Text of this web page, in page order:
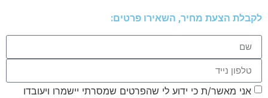
לקבלת הצעת מחיר, השאירו פרטים:
אני מאשר/ת כי ידוע לי שהפרטים שמסרתי יישמרו ויעובדו